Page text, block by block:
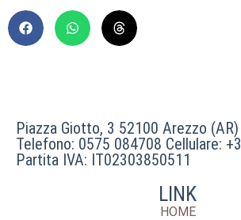
Piazza Giotto, 3 52100 Arezzo (AR)
Telefono: 0575 084708 Cellulare:
Partita IVA: IT02303850511
LINK
HOME